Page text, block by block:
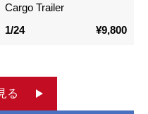
Cargo Trailer
1/24
¥9,800
る